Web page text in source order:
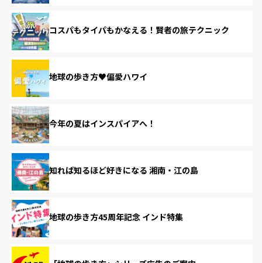
コスパもタイパもかなえる！賢者の旅テクニック
地球の歩き方♥偏愛ハワイ
今年の夏はインスパイアへ！
知れば知るほど好きになる 湘南・江の島
地球の歩き方45周年記念 インド特集